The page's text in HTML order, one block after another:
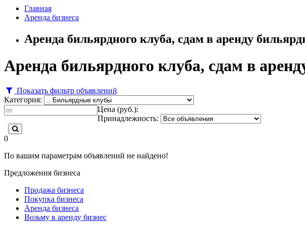
Главная
Аренда бизнеса
Аренда бильярдного клуба, сдам в аренду
Аренда бильярдного клуба, сдам в
Показать фильтр объявлений
Категория:
Цена (руб.):
Принадлежность:
0
По вашим параметрам объявлений не найдено!
Предложения бизнеса
Продажа бизнеса
Покупка бизнеса
Аренда бизнеса
Возьму в аренду бизнес